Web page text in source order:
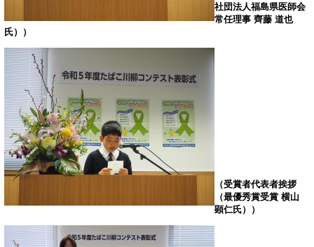
社団法人福島県医師会
常任理事 齊藤 道也
氏））
（受賞者代表者挨拶
（最優秀賞受賞 横山
顕仁氏））